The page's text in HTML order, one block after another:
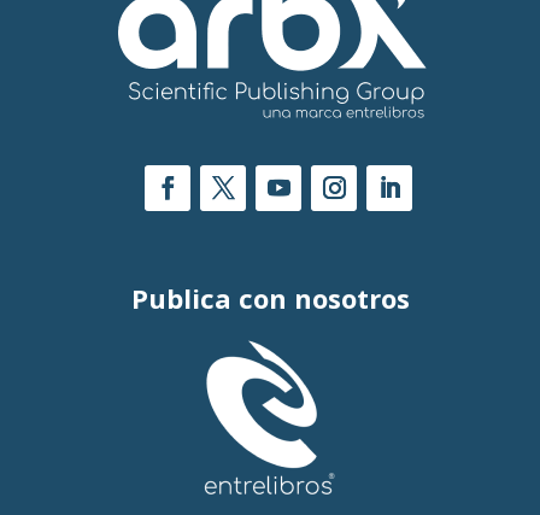
Publica con nosotros